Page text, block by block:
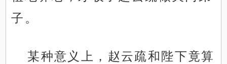
子。
某种意义上，赵云疏和陛下竟算